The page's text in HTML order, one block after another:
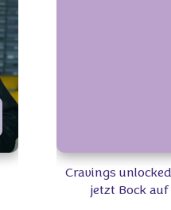
Cravings
jetzt Bock